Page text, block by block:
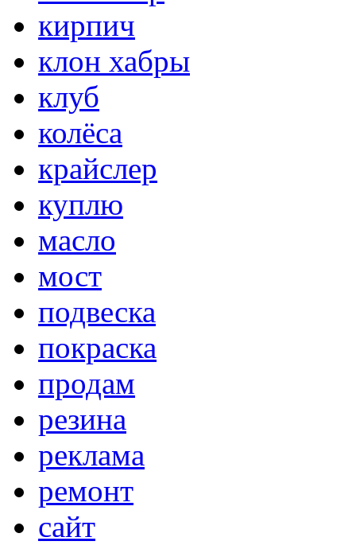
кирпич
клон хабры
клуб
колёса
крайслер
куплю
масло
мост
подвеска
покраска
продам
резина
реклама
ремонт
сайт